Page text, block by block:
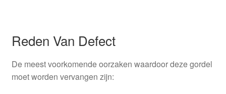
Reden Van Defect
De meest voorkomende oorzaken waardoor deze gordel
moet worden vervangen zijn: